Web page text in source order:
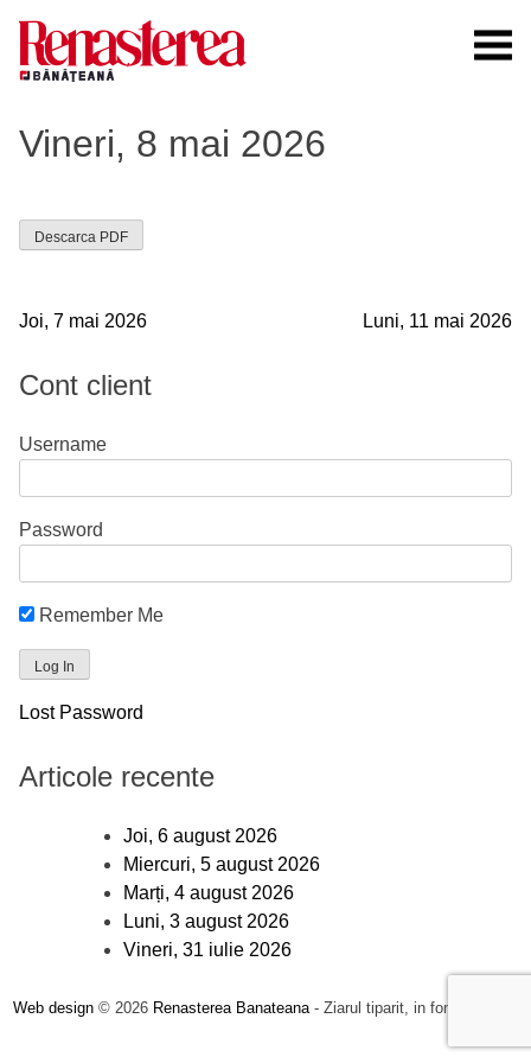
content
Vineri, 8 mai 2026
Descarca PDF
Navigare
în
Joi, 7 mai 2026 Luni, 11 mai 2026
Cont client
Username
Password
Remember Me
Lost Password
Articole recente
Joi, 6 august 2026
Miercuri, 5 august 2026
Marți, 4 august 2026
Luni, 3 august 2026
Vineri, 31 iulie 2026
Web design© 2026 Renasterea Banateana- Ziarul tiparit, in format online